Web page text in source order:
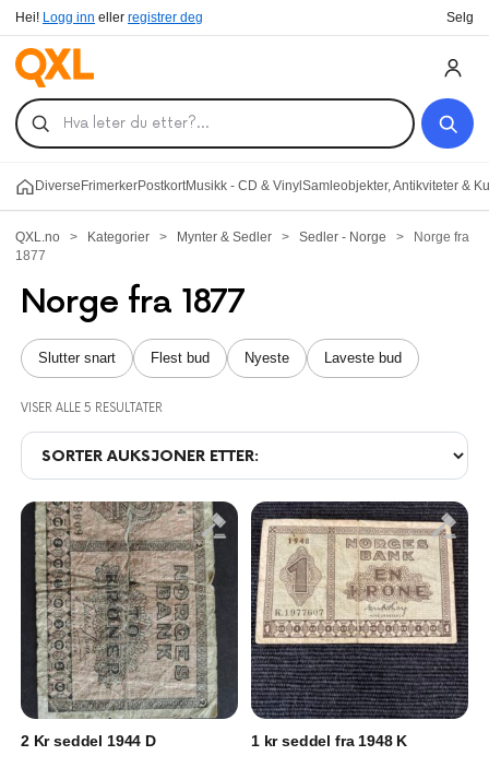
Hei! Logg inn eller registrer deg Selg
Diverse FrimerkerPostkortMusikk - CD & Vinyl Samleobjekter, Antikviteter &
QXL.no > Kategorier > Mynter & Sedler > Sedler - Norge >
Norge fra
1877
Norge fra 1877
Slutter snart Flest bud Nyeste Laveste bud
VISER ALLE 5 RESULTATER
2 Kr seddel 1944 D 1 kr seddel fra 1948 K